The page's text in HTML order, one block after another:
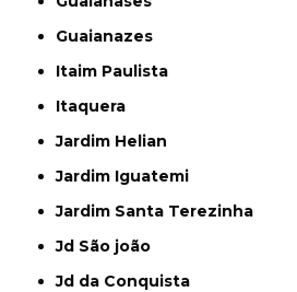
Guaianazes
Itaim Paulista
Itaquera
Jardim Helian
Jardim Iguatemi
Jardim Santa Terezinha
Jd São joão
Jd da Conquista